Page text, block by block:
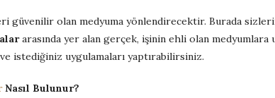
güvenilir olan medyuma yönlendirecektir. Burada
arasında yer alan gerçek, işinin ehli olan medyumlara
istediğiniz uygulamaları yaptırabilirsiniz.
Nasıl Bulunur?